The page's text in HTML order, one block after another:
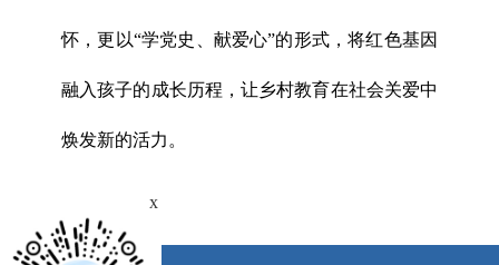
怀，更以“学党史、献爱心”的形式，将红色基因
融入孩子的成长历程，让乡村教育在社会关爱中
焕发新的活力。
x